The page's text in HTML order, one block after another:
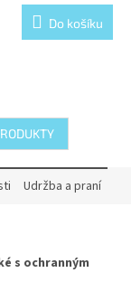
Do košíku
Udržba a praní
s ochranným